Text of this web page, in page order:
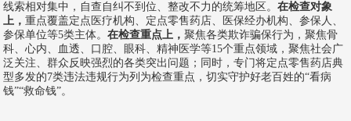
线索相对集中，自查自纠不到位、整改不力的统筹地区。在检查对象
上，重点覆盖定点医疗机构、定点零售药店、医保经办机构、参保人、
参保单位等5类主体。在检查重点上，聚焦各类欺诈骗保行为，聚焦骨
科、心内、血透、口腔、眼科、精神医学等15个重点领域，聚焦社会广
泛关注、群众反映强烈的各类突出问题；同时，专门将定点零售药店典
型多发的7类违法违规行为列为检查重点，切实守护好老百姓的“看病
钱”“救命钱”。